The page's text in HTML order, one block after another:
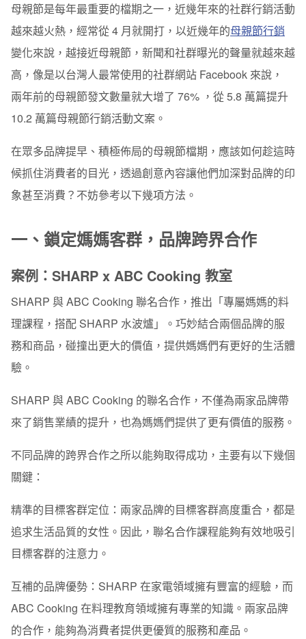
案例：SHARP x ABC Cooking 教室
二、開設「母親節專區」，方便顧客直接挑選
案例 1：Lululemon
案例 2：Sephora
三、從母親角色，引發消費者的共感
案例 3：美國賀卡公司 American Greeting’s
四、用我們的服務，減輕媽媽的辛勞
案例 1：Uber
案例 2：肯德基
案例 3 ：Google
母親節是每年最重要的檔期之一，近幾年來的社群行銷活動
越來越火熱，經常從 4 月就開打，以近幾年的母親節行銷
變化來說，越接近母親節，新聞和社群曝光的聲量就越來越
高，像是以台灣人最常使用的社群網站 Facebook 來說，
兩年前的母親節發文數量就大增了 76% ，從 5.8 萬篇提升
10.2 萬篇母親節行銷活動文案。
在眾多品牌提早、積極佈局的母親節檔期，應該如何趁這時
候抓住消費者的目光，透過創意內容讓他們加深對品牌的印
象甚至消費？不妨參考以下幾項方法。
一、鎖定媽媽客群，品牌跨界合作
案例：SHARP x ABC Cooking 教室
SHARP 與 ABC Cooking 聯名合作，推出「專屬媽媽的料
理課程，搭配 SHARP 水波爐」。巧妙結合兩個品牌的服
務和商品，碰撞出更大的價值，提供媽媽們有更好的生活體
驗。
SHARP 與 ABC Cooking 的聯名合作，不僅為兩家品牌帶
來了銷售業績的提升，也為媽媽們提供了更有價值的服務。
不同品牌的跨界合作之所以能夠取得成功，主要有以下幾個
關鍵：
精準的目標客群定位： 兩家品牌的目標客群高度重合，都是
追求生活品質的女性。因此，聯名合作課程能夠有效地吸引
目標客群的注意力。
互補的品牌優勢： SHARP 在家電領域擁有豐富的經驗，而
ABC Cooking 在料理教育領域擁有專業的知識。兩家品牌
的合作，能夠為消費者提供更優質的服務和產品。